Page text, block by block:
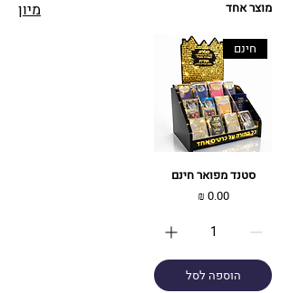
מוצר אחד מיון
חינם
סטנד מפואר חינם
מחיר‏0.00 ‏₪
הוספה לסל